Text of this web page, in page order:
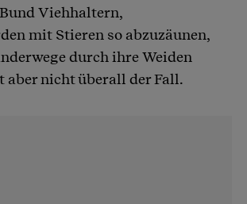
Viehhaltern,
mit Stieren so abzuzäunen,
durch ihre Weiden
aber nicht überall der Fall.